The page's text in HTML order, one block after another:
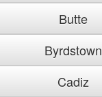
Butte
Byrdstown
Cadiz